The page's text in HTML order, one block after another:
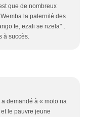
que de nombreux
la paternité des
te, ezali se nzela" ,
à succès.
demandé à « moto na
le pauvre jeune